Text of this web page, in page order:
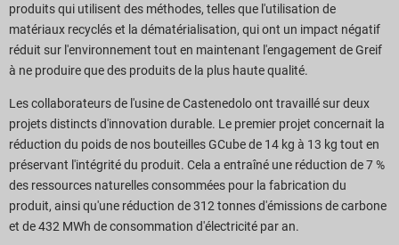
produits qui utilisent des méthodes, telles que l'utilisation de
matériaux recyclés et la dématérialisation, qui ont un impact négatif
réduit sur l'environnement tout en maintenant l'engagement de Greif
à ne produire que des produits de la plus haute qualité.
Les collaborateurs de l'usine de Castenedolo ont travaillé sur deux
projets distincts d'innovation durable. Le premier projet concernait la
réduction du poids de nos bouteilles GCube de 14 kg à 13 kg tout en
préservant l'intégrité du produit. Cela a entraîné une réduction de 7 %
des ressources naturelles consommées pour la fabrication du
produit, ainsi qu'une réduction de 312 tonnes d'émissions de carbone
et de 432 MWh de consommation d'électricité par an.